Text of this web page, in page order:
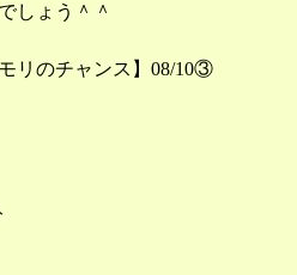
しょう＾＾
リのチャンス】08/10③